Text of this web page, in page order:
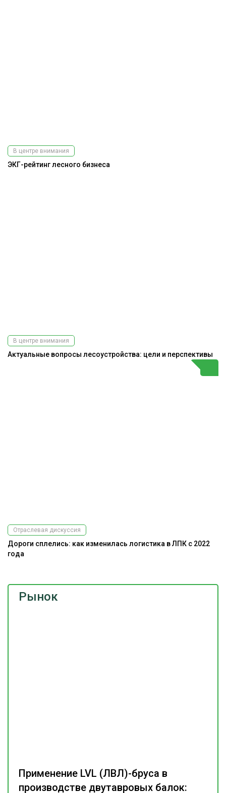
Рынок
Применение LVL (ЛВЛ)-бруса в
производстве двутавровых балок:
В центре внимания
ЭКГ-рейтинг лесного бизнеса
В центре внимания
Актуальные вопросы лесоустройства: цели и перспективы
Отраслевая дискуссия
Дороги сплелись: как изменилась логистика в ЛПК с 2022
года